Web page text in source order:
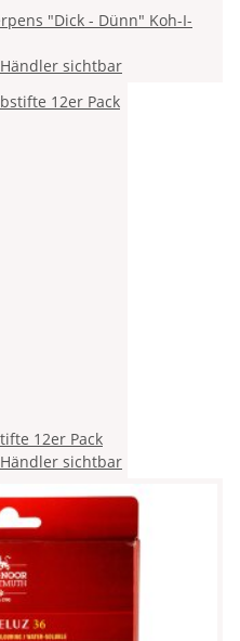
"Dick - Dünn" Koh-I-
sichtbar
12er Pack
sichtbar